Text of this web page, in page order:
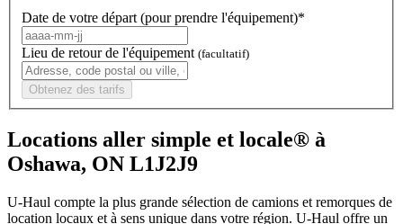
Date de votre départ (pour prendre l'équipement)*
Lieu de retour de l'équipement (facultatif)
Obtenez des tarifs
Locations aller simple et locale® à
Oshawa, ON L1J2J9
U-Haul compte la plus grande sélection de camions et remorques de
location locaux et à sens unique dans votre région. U-Haul offre un